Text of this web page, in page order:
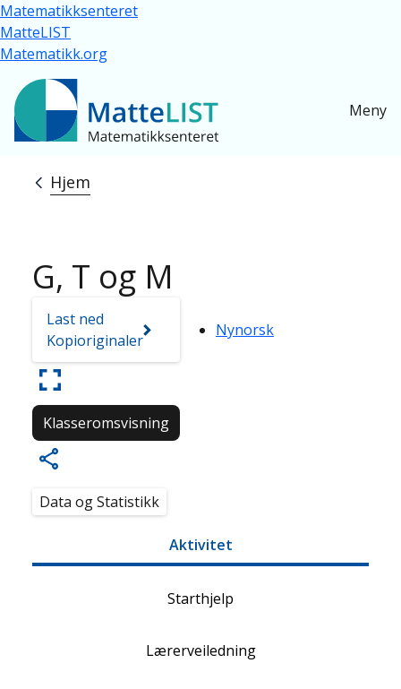
Hopp til hovedinnhold
Matematikksenteret
MatteLIST
Matematikk.org
Meny
Navigasjonssti
Hjem
G, T og M
Last ned
Kopioriginaler
Nynorsk
Klasseromsvisning
Data og Statistikk
Aktivitet
Starthjelp
Lærerveiledning